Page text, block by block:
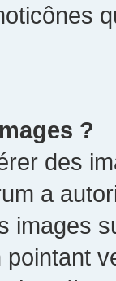
?
des
a
images